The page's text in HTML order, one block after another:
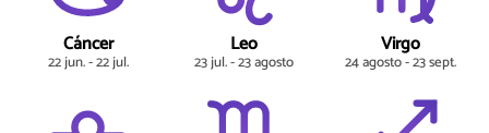
Cáncer
22 jun. - 22 jul.
Leo
23 jul. - 23 agosto
Virgo
24 agosto - 23 sept.